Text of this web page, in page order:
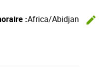
:Africa/Abidjan
edit